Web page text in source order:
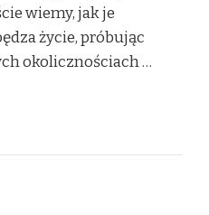
wiemy, jak je
życie, próbując
okolicznościach …